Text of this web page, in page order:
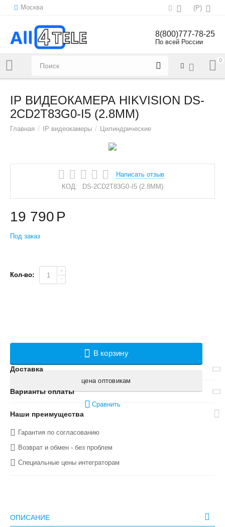
Москва (Р)
Напишите нам:sales@all4tele.com
8(800)777-78-25
По всей России
0
IP ВИДЕОКАМЕРА HIKVISION DS-
2CD2T83G0-I5 (2.8MM)
Главная / IP видеокамеры / Цилиндрические
Написать отзыв
КОД:
DS-2CD2T83G0-I5 (2.8MM)
19 790 Р
Под заказ
Кол-во:
+
−
В корзину
цена оптовикам
Сравнить
Доставка
Варианты оплаты
Наши преимущества
Гарантия по согласованию
Возврат и обмен - без проблем
Специальные цены интеграторам
ОПИСАНИЕ